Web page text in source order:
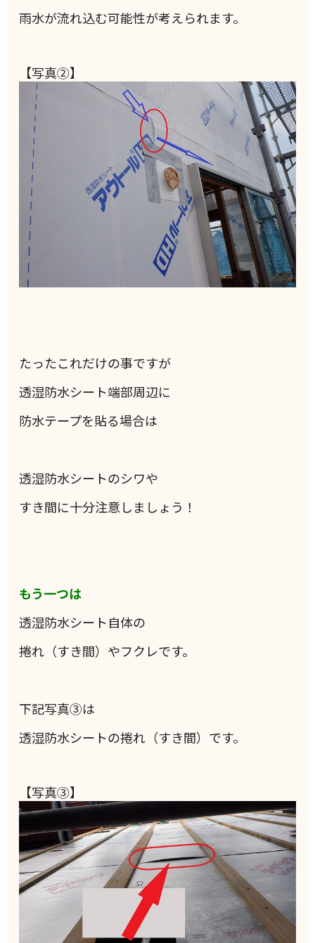
雨水が流れ込む可能性が考えられます。
【写真②】
たったこれだけの事ですが
透湿防水シート端部周辺に
防水テープを貼る場合は
透湿防水シートのシワや
すき間に十分注意しましょう！
もう一つは
透湿防水シート自体の
捲れ（すき間）やフクレです。
下記写真③は
透湿防水シートの捲れ（すき間）です。
【写真③】